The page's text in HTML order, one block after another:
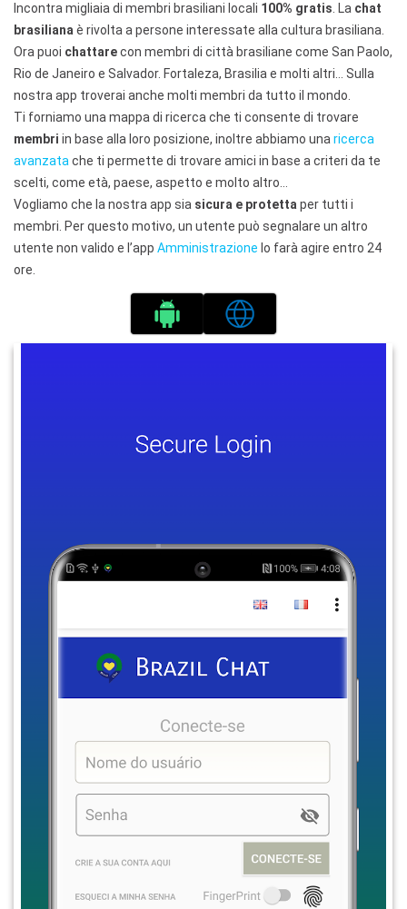
Incontra migliaia di membri brasiliani locali 100% gratis . La chat
brasiliana è rivolta a persone interessate alla cultura brasiliana.
Ora puoi chattarecon membri di città brasiliane come San Paolo,
Rio de Janeiro e Salvador. Fortaleza, Brasilia e molti altri… Sulla
nostra app troverai anche molti membri da tutto il mondo.
Ti forniamo una mappa di ricerca che ti consente di trovare
membri in base alla loro posizione, inoltre abbiamo una ricerca
avanzata che ti permette di trovare amici in base a criteri da te
scelti, come età, paese, aspetto e molto altro…
Vogliamo che la nostra app sia sicura e protetta per tutti i
membri. Per questo motivo, un utente può segnalare un altro
utente non valido e l’app Amministrazione lo farà agire entro 24
ore.